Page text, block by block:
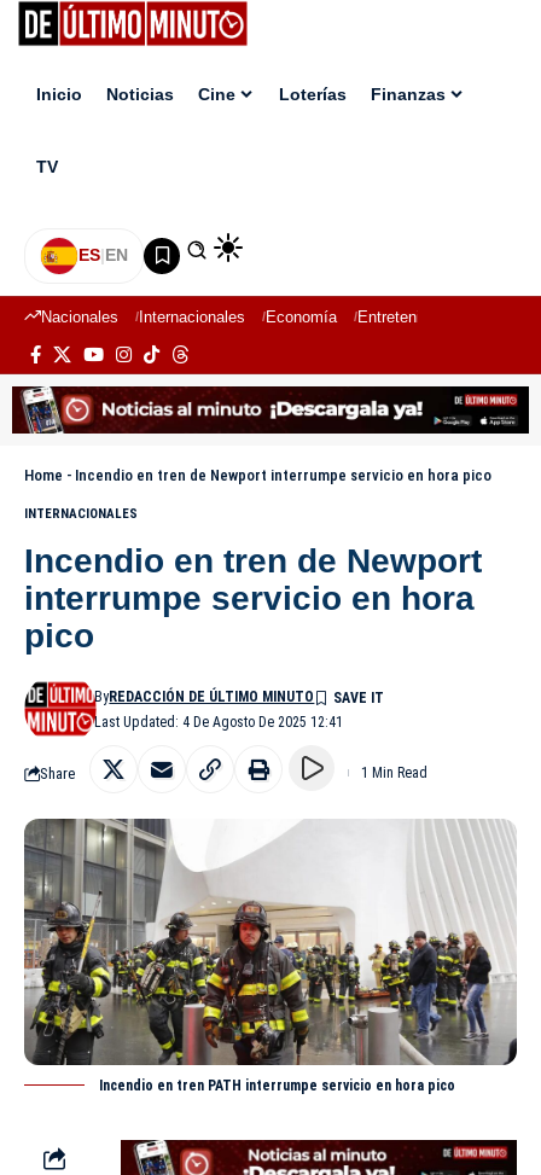
Inicio Noticias Cine Loterías Finanzas
TV
ES|EN
Nacionales Internacionales Economía Entretenimiento
Home - Incendio en tren de Newport interrumpe servicio en hora pico
INTERNACIONALES
Incendio en tren de Newport
interrumpe servicio en hora
pico
Last Updated: 4 De Agosto De 2025 12:41
ByREDACCIÓN DE ÚLTIMO MINUTO
Share 1 Min Read
Incendio en tren PATH interrumpe servicio en hora pico